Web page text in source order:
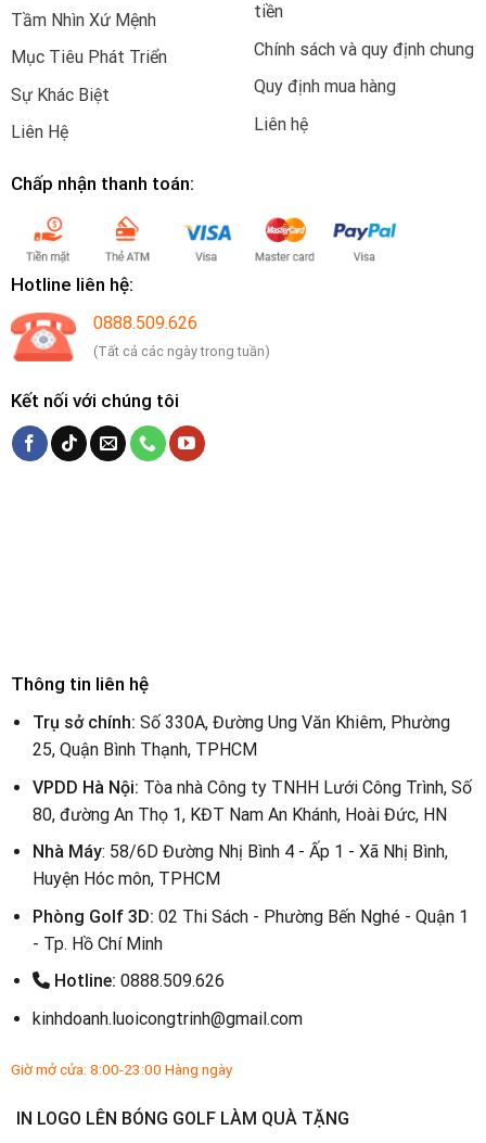
Tầm Nhìn Xứ Mệnh
Mục Tiêu Phát Triển
Sự Khác Biệt
Liên Hệ
tiền
Chính sách và quy định chung
Quy định mua hàng
Liên hệ
Chấp nhận thanh toán:
Hotline liên hệ:
0888.509.626
(Tất cả các ngày trong tuần)
Kết nối với chúng tôi
Thông tin liên hệ
Trụ sở chính: Số 330A, Đường Ung Văn Khiêm, Phường
25, Quận Bình Thạnh, TPHCM
VPDD Hà Nội: Tòa nhà Công ty TNHH Lưới Công Trình, Số
80, đường An Thọ 1, KĐT Nam An Khánh, Hoài Đức, HN
Nhà Máy: 58/6D Đường Nhị Bình 4 - Ấp 1 - Xã Nhị Bình,
Huyện Hóc môn, TPHCM
Phòng Golf 3D:02 Thi Sách - Phường Bến Nghé - Quận 1
- Tp. Hồ Chí Minh
Hotline: 0888.509.626
kinhdoanh.luoicongtrinh@gmail.com
Giờ mở cửa: 8:00-23:00 Hàng ngày
IN LOGO LÊN BÓNG GOLF LÀM QUÀ TẶNG